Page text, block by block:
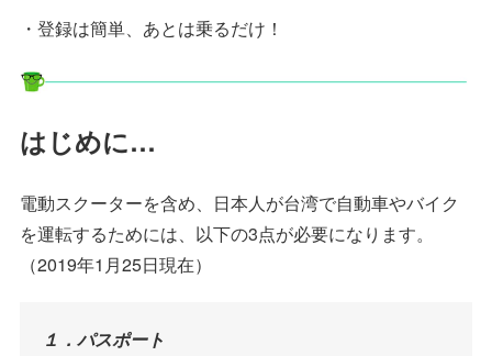
・登録は簡単、あとは乗るだけ！
はじめに…
電動スクーターを含め、日本人が台湾で自動車やバイク
を運転するためには、以下の3点が必要になります。
（2019年1月25日現在）
１．パスポート